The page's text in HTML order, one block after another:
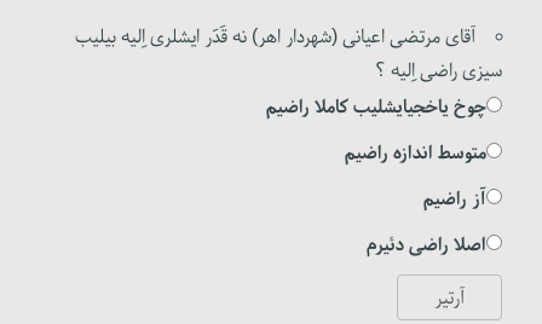
آقای مرتضی اعیانی (شهردار اهر) نه قَدَر ایشلری اِلیه بیلیب
سیزی راضی اِلیه ؟
چوخ یاخجیایشلیب کاملا راضیم
متوسط اندازه راضیم
آز راضیم
اصلا راضی دئیرم